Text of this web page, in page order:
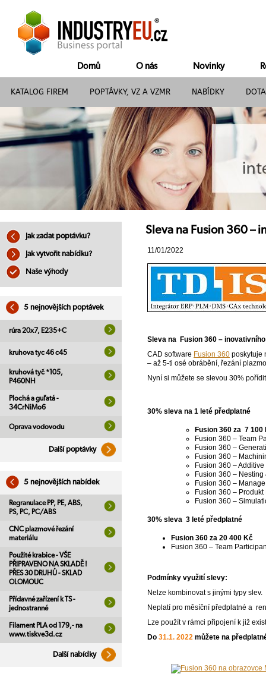
Domů O nás Novinky
KATALOG FIREM POPTÁVKY, VZ A VZMR NABÍDKY
Jak zadat poptávku?
Jak vytvořit nabídku?
Naše výhody
5 nejnovějších poptávek
rúra 20x7, E235+C
kruhova tyc 46 c45
kruhová tyč *105,
P460NH
Plochá a guľatá -
34CrNiMo6
Oprava vodovodu
Další poptávky
5 nejnovějších nabídek
Regranulace PP, PE, ABS,
PS, PC, PC/ABS
CNC plazmové řezání
materiálu
Použité krabice - VŠE
PŘIPRAVENO NA SKLADĚ !
PŘES 30 DRUHŮ - SKLAD
OLOMOUC
Přídavné zařízení k TS -
jednostranné
Filament PLA od 179,- na
www.tiskve3d.cz
Další nabídky
Sleva na Fusion 360 –
11/01/2022
Sleva na Fusion 360 –
CAD software Fusion 360 poskytuje
– až 5-ti osé obrábění, řezání
Nyní si můžete se slevou 30%
30% sleva na 1 leté předplatné
Fusion 360 za 7
Fusion 360 – Team
Fusion 360 –
Fusion 360 –
Fusion 360 –
Fusion 360 –
Fusion 360 –
Fusion 360 –
Fusion 360 –
30% sleva 3 leté předplatné
Fusion 360 za 20 400 Kč
Fusion 360 – Team
Podmínky využití slevy:
Nelze kombinovat s jinými typy slev.
Neplatí pro měsíční předplatné a
Lze použít v rámci připojení k již
Do 31.1. 2022 můžete na